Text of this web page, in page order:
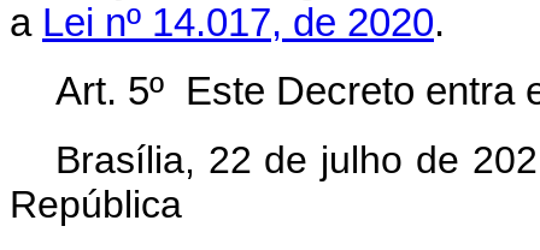
a Lei nº 14.017, de 2020.
Art. 5º Este Decreto entra
Brasília, 22 de julho de
República